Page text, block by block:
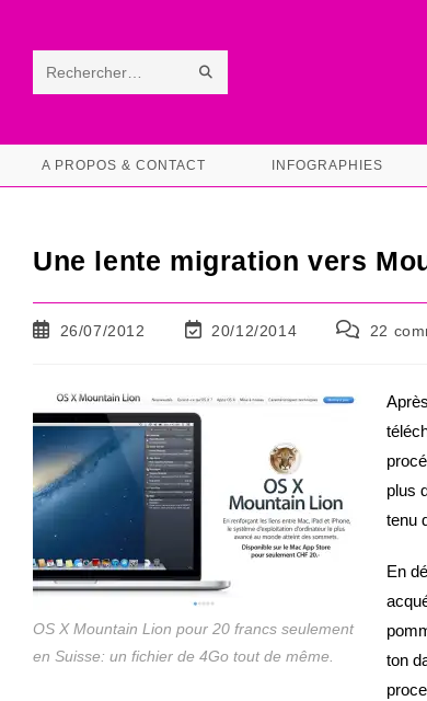
contentRechercher
ce RECHERCHE
A PROPOS & CONTACT INFOGRAPHIES
Une lente migration vers
Publication
26/07/2012
Dernière
publication :
20/12/2014 22
OS X Mountain Lion pour 20 francs seulement
en Suisse: un fichier de 4Go tout de même.
plus
tenu
En
ton